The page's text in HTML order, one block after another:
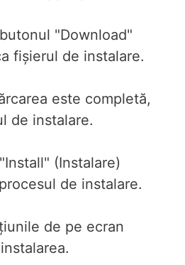
"Download"
fișierul de instalare.
este completă,
de instalare.
(Instalare)
de instalare.
de pe ecran